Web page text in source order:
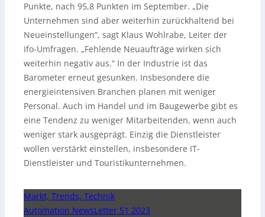
Punkte, nach 95,8 Punkten im September. „Die
Unternehmen sind aber weiterhin zurückhaltend bei
Neueinstellungen“, sagt Klaus Wohlrabe, Leiter der
Ifo-Umfragen. „Fehlende Neuaufträge wirken sich
weiterhin negativ aus.“ In der Industrie ist das
Barometer erneut gesunken. Insbesondere die
energieintensiven Branchen planen mit weniger
Personal. Auch im Handel und im Baugewerbe gibt es
eine Tendenz zu weniger Mitarbeitenden, wenn auch
weniger stark ausgeprägt. Einzig die Dienstleister
wollen verstärkt einstellen, insbesondere IT-
Dienstleister und Touristikunternehmen.
Markt, Trends, Technik
Automation NewsLetter 51 2023